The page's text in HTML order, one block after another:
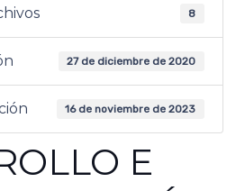
8
27 de diciembre de 2020
16 de noviembre de 2023
E